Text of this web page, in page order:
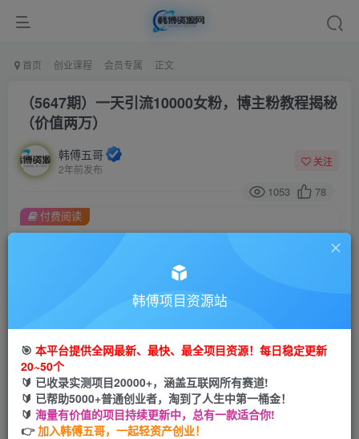
首页 创业课程 会员专属 正文
（5647期）一天引流10000女粉，博主粉教程揭秘
（价值两万）
韩傅五哥
2年前发布
关注
1053 78
会员专属资源
您暂无购买权限，请先开通会员
开通会员
付费阅读
韩傅项目资源站
🎯 本平台提供全网最新、最快、最全项目资源！每日稳定更新
20~50个
🔰 已收录实测项目20000+，涵盖互联网所有赛道!
🔰 已帮助5000+普通创业者，淘到了人生中第一桶金！
🔰 海量有价值的项目持续更新中，总有一款适合你!
👉加入韩傅五哥，一起轻资产创业！